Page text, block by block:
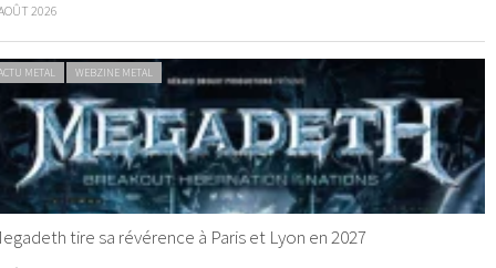
2026
METAL WEBZINE METAL
tire sa révérence à Paris et Lyon en 2027